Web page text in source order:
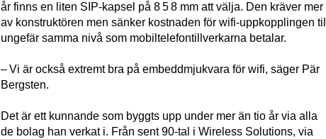
år finns en liten SIP-kapsel på 8 5 8 mm att välja. Den kräver mer
av konstruktören men sänker kostnaden för wifi-uppkopplingen till
ungefär samma nivå som mobiltelefontillverkarna betalar.
– Vi är också extremt bra på embeddmjukvara för wifi, säger Pär
Bergsten.
Det är ett kunnande som byggts upp under mer än tio år via alla
de bolag han verkat i. Från sent 90-tal i Wireless Solutions, via